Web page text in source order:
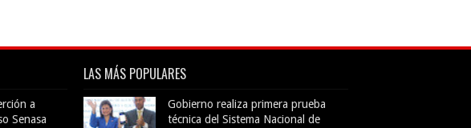
a
Senasa
LAS MÁS POPULARES
Gobierno realiza primera prueba
técnica del Sistema Nacional de